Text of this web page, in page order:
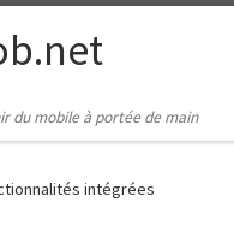
du mobile à portée de main
intégrées